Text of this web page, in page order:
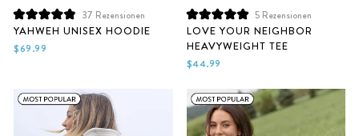
Mit
4.9
von
5
37 Rezensionen
YAHWEH UNISEX HOODIE
$69.99
Mit
5.0
von
5
Sternen
5Rezensionen
LOVE YOUR NEIGHBOR
HEAVYWEIGHT TEE
$44.99